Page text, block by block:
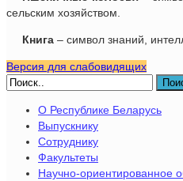
сельским хозяйством.
Книга – символ знаний,
Версия для слабовидящих
О Республике Беларусь
Выпускнику
Сотруднику
Факультеты
Научно-ориентированное